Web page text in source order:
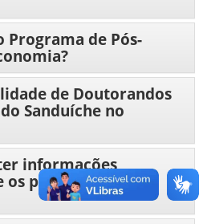
de Pós-
de Doutorandos
Sanduíche no
informações
processos de